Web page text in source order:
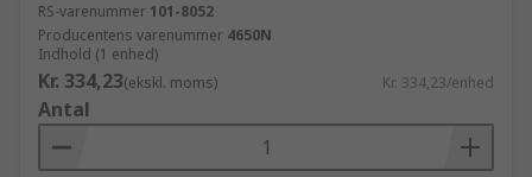
RS-varenummer 101-8052
Producentens varenummer 4650N
Indhold (1 enhed)
Kr. 334,23(ekskl. moms) Kr. 334,23/enhed
Antal